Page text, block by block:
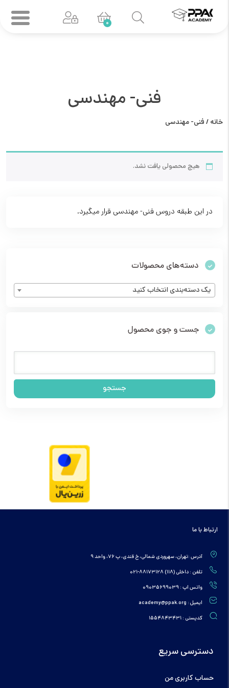
0
فنی- مهندسی
خانه/ فنی- مهندسی
هیچ محصولی یافت نشد.
در این طبقه دروس فنی- مهندسی قرار میگیرد.
دسته‌های محصولات
یک دسته‌بندی انتخاب کنید
جست و جوی محصول
ارتباط با ما
آدرس :تهران، سهروردی شمالی، خ قندی، پ 76، واحد 9
تلفن : داخلی (118) 88173128-021
واتس اپ : 09035699039
ایمیل : academy@ppak.org
کدپستی : 1554843431
دسترسی سریع
حساب کاربری من